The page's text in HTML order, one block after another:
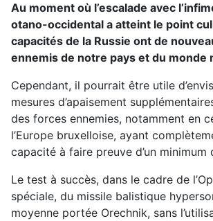
Au moment où l’escalade avec
otano-occidental a atteint le point
capacités de la Russie ont de
ennemis de notre pays et du monde
Cependant, il pourrait être utile
mesures d’apaisement
des forces ennemies, notamment en
l’Europe bruxelloise, ayant
capacité à faire preuve d’un minimum
Le test à succès, dans le cadre de
spéciale, du missile balistique
moyenne portée Orechnik, sans